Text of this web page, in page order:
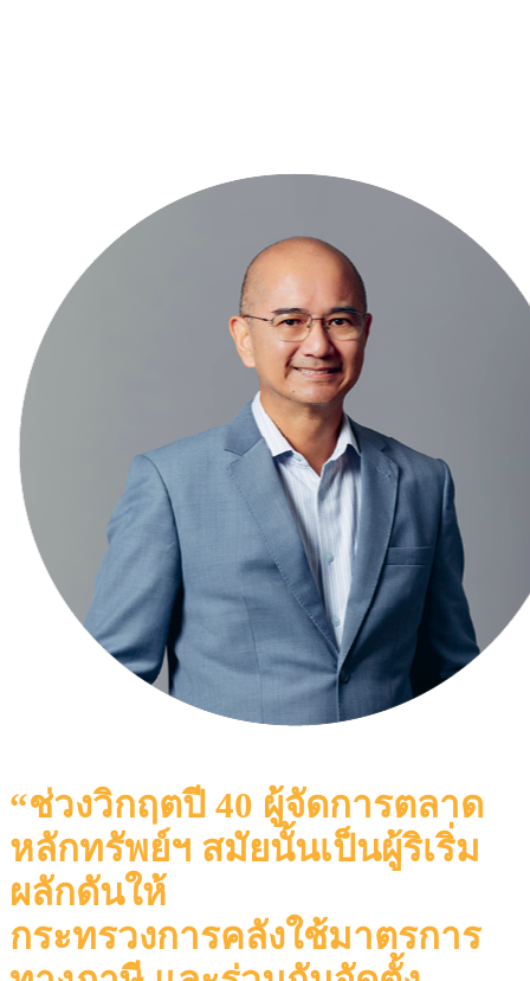
“ช่วงวิกฤตปี 40 ผู้จัดการตลาด
หลักทรัพย์ฯ สมัยนั้นเป็นผู้ริเริ่ม
ผลักดันให้
กระทรวงการคลังใช้มาตรการ